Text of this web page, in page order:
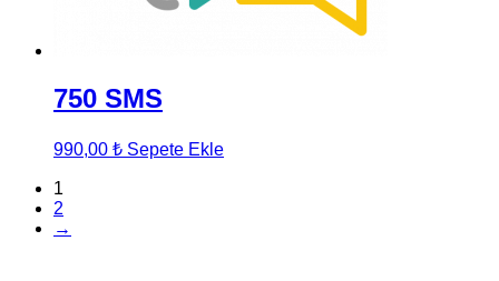
750 SMS
990,00 ₺ Sepete Ekle
1
2
→